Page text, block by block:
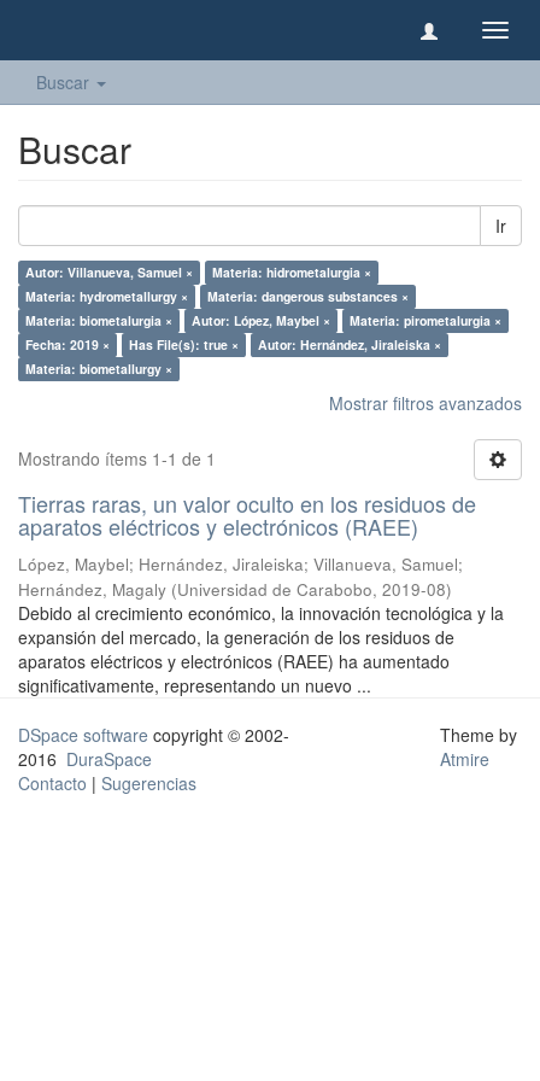
Buscar
Buscar
Ir
Autor: Villanueva, Samuel ×
Materia: hidrometalurgia ×
Materia: hydrometallurgy ×
Materia: dangerous substances ×
Materia: biometalurgia ×
Autor: López, Maybel ×
Materia: pirometalurgia ×
Fecha: 2019 ×
Has File(s): true ×
Autor: Hernández, Jiraleiska ×
Materia: biometallurgy ×
Mostrar filtros avanzados
Mostrando ítems 1-1 de 1
Tierras raras, un valor oculto en los residuos de
aparatos eléctricos y electrónicos (RAEE)
López, Maybel; Hernández, Jiraleiska; Villanueva, Samuel;
Hernández, Magaly (Universidad de Carabobo, 2019-08)
Debido al crecimiento económico, la innovación tecnológica y la
expansión del mercado, la generación de los residuos de
aparatos eléctricos y electrónicos (RAEE) ha aumentado
significativamente, representando un nuevo ...
DSpace software copyright © 2002-
2016 DuraSpace
Contacto | Sugerencias
Theme by
Atmire